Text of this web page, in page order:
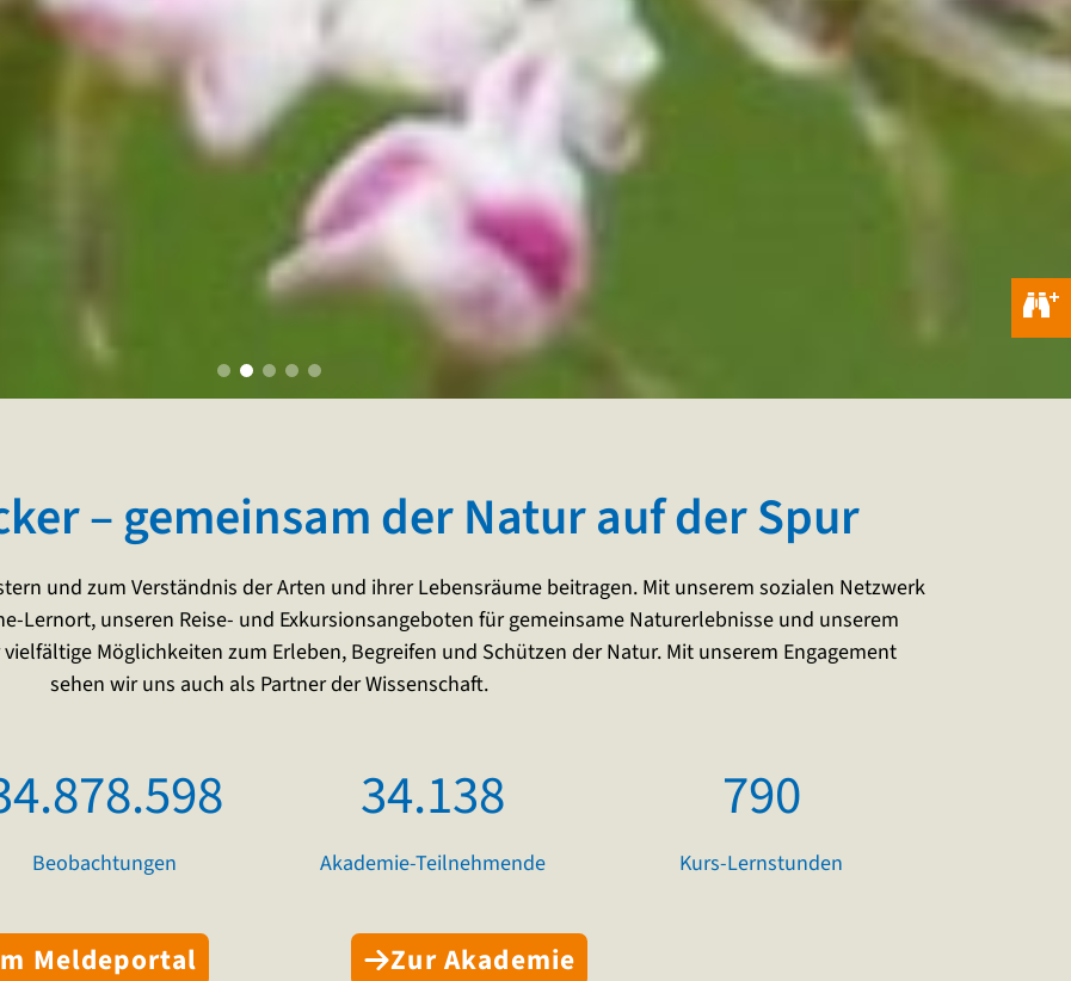
– gemeinsam der Natur auf der Spur
und zum Verständnis der Arten und ihrer Lebensräume beitragen. Mit unserem sozialen Netzwerk
Lernort, unseren Reise- und Exkursionsangeboten für gemeinsame Naturerlebnisse und unserem
Möglichkeiten zum Erleben, Begreifen und Schützen der Natur. Mit unserem Engagement
sehen wir uns auch als Partner der Wissenschaft.
Beobachtungen
34.138
Akademie-Teilnehmende
790
Kurs-Lernstunden
Meldeportal Zur Akademie